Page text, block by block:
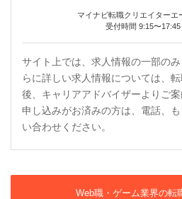
マイナビ転職クリエイターエ
受付時間 9:15〜17:45
サイト上では、求人情報の一部の
らに詳しい求人情報については、
後、キャリアアドバイザーよりご
申し込みがお済みの方は、電話、
い合わせください。
Web職・ゲーム業界の転